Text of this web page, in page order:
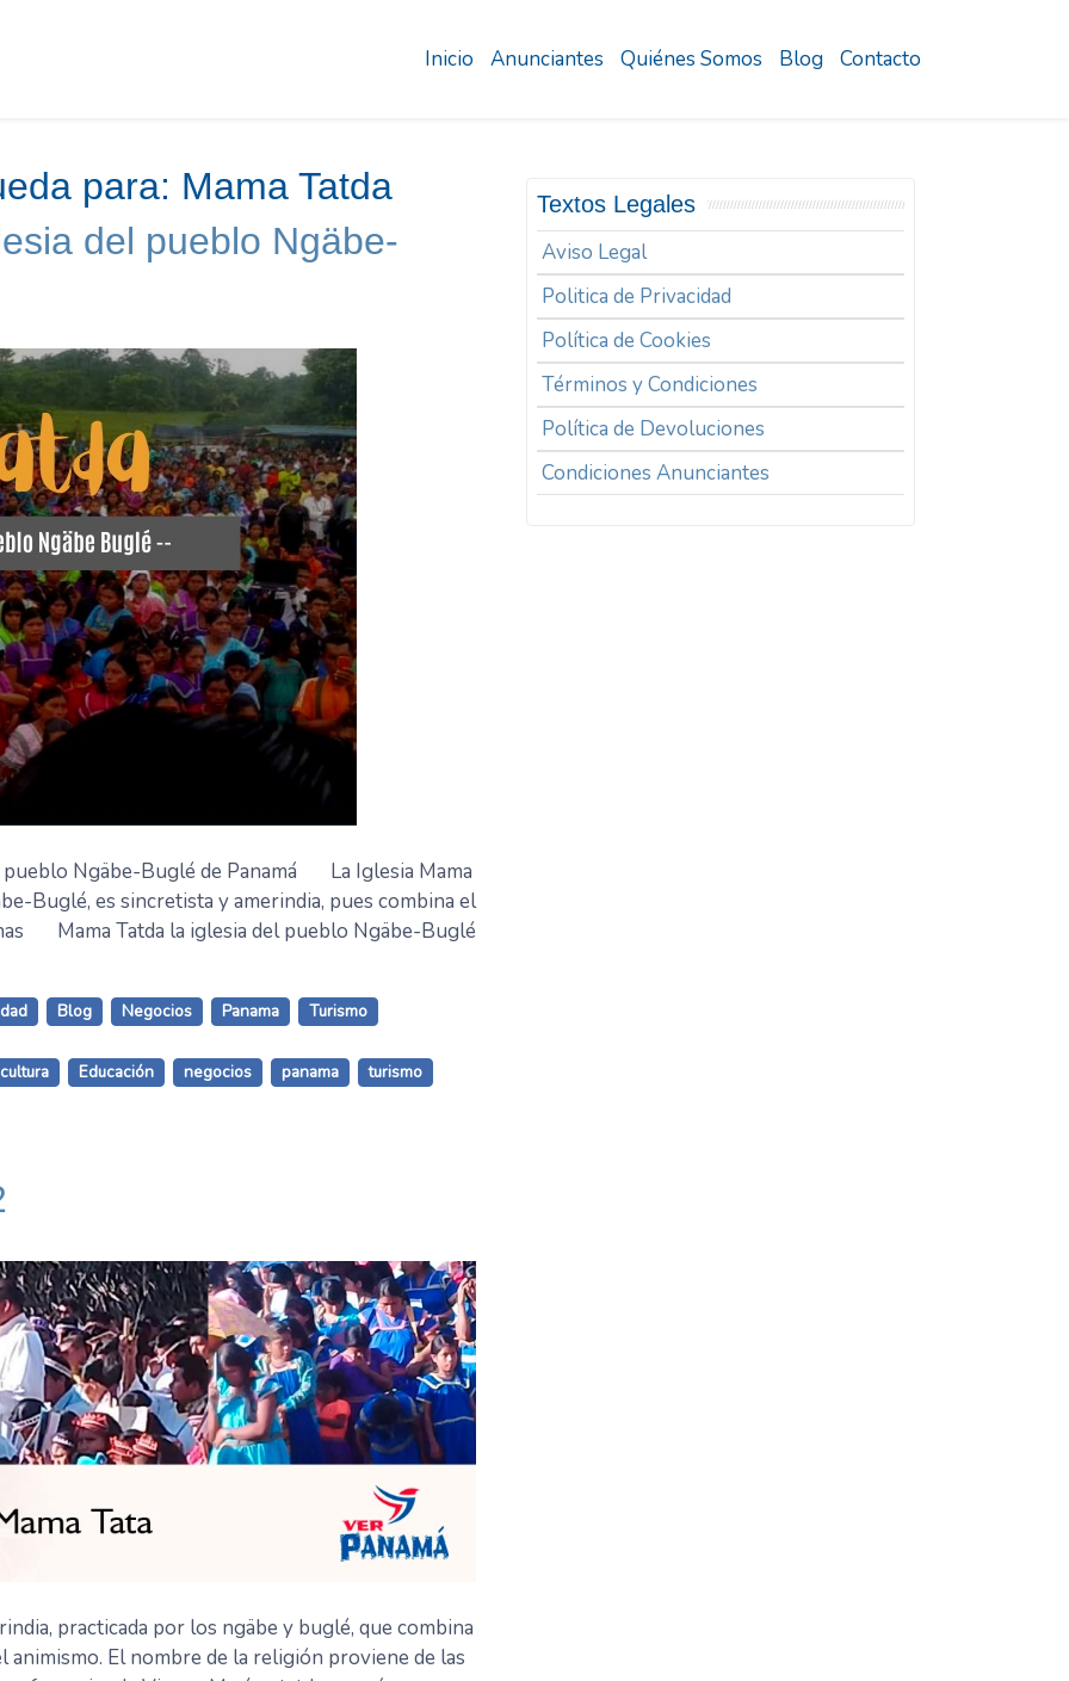
Inicio Anunciantes Quiénes Somos Blog Contacto
para: Mama Tatda
del pueblo Ngäbe-
pueblo Ngäbe-Buglé de Panamá La Iglesia Mama
Buglé, es sincretista y amerindia, pues combina el
Mama Tatda la iglesia del pueblo Ngäbe-Buglé
Blog Negocios Panama Turismo
cultura Educación negocios panama turismo
practicada por los ngäbe y buglé, que combina
El nombre de la religión proviene de las
Textos Legales
Aviso Legal
Politica de Privacidad
Política de Cookies
Términos y Condiciones
Política de Devoluciones
Condiciones Anunciantes